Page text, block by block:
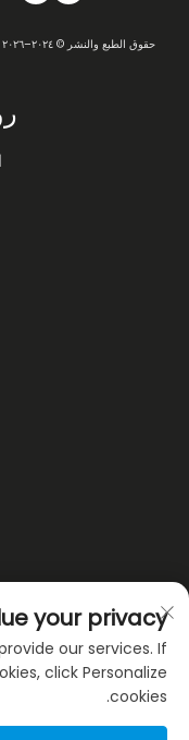
your privacy
our services. If
click Personalize
cookies.